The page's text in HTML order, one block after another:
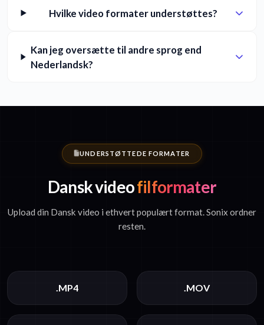
Hvilke video formater understøttes?
Kan jeg oversætte til andre sprog end
Nederlandsk?
UNDERSTØTTEDE FORMATER
Dansk videofilformater
Upload din Dansk video i ethvert populært format. Sonix ordner
resten.
.MP4 .MOV